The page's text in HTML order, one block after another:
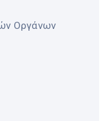
Οργάνων